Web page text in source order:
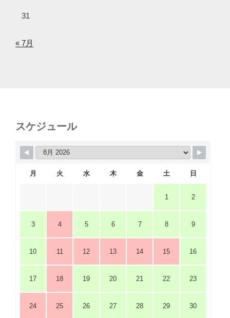
31
« 7月
スケジュール
月 火 水 木 金 土 日
1 2
3 4 5 6 7 8 9
10 11 12 13 14 15 16
17 18 19 20 21 22 23
24 25 26 27 28 29 30